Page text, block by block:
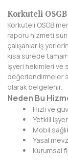
ESKİŞEHİR
GAZİANTEP
GİRESUN
GÜMÜŞHANE
HAKKARİ
HATAY
IĞDIR
Korkuteli
Korkuteli OSGB
raporu hizmeti
çalışanlar iş
kısa sürede
İşyeri hekimleri ve
değerlendirmeler
olarak belgelenir.
Neden Bu
Hızlı ve
Yetkili
Mobil
Yasal
Kurumsal